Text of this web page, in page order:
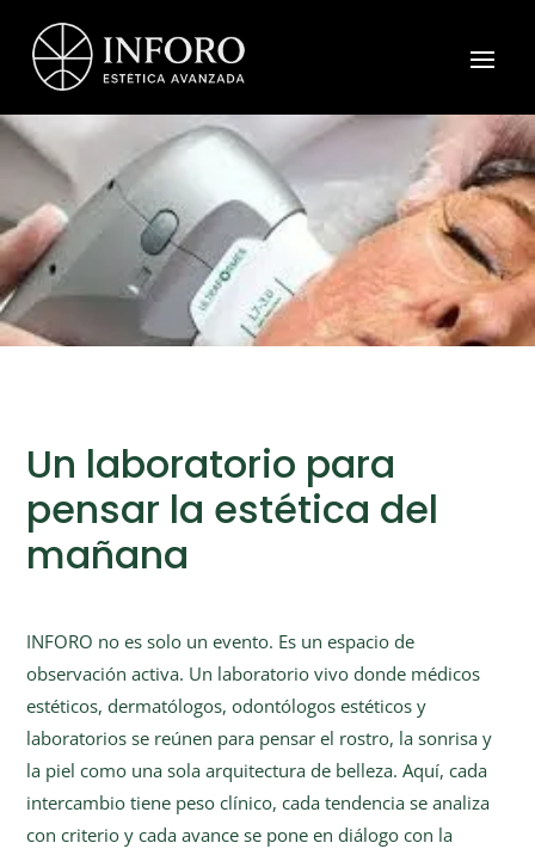
Un laboratorio para
pensar la estética del
mañana
INFORO no es solo un evento. Es un espacio de
observación activa. Un laboratorio vivo donde médicos
estéticos, dermatólogos, odontólogos estéticos y
laboratorios se reúnen para pensar el rostro, la sonrisa y
la piel como una sola arquitectura de belleza. Aquí, cada
intercambio tiene peso clínico, cada tendencia se analiza
con criterio y cada avance se pone en diálogo con la